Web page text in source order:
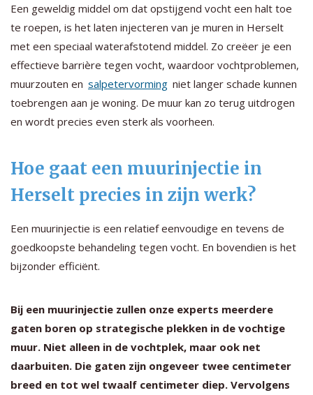
Een geweldig middel om dat opstijgend vocht een halt toe
te roepen, is het laten injecteren van je muren in Herselt
met een speciaal waterafstotend middel. Zo creëer je een
effectieve barrière tegen vocht, waardoor vochtproblemen,
muurzouten en salpetervorming niet langer schade kunnen
toebrengen aan je woning. De muur kan zo terug uitdrogen
en wordt precies even sterk als voorheen.
Hoe gaat een muurinjectie in
Herselt precies in zijn werk?
Een muurinjectie is een relatief eenvoudige en tevens de
goedkoopste behandeling tegen vocht. En bovendien is het
bijzonder efficiënt.
Bij een muurinjectie zullen onze experts meerdere
gaten boren op strategische plekken in de vochtige
muur. Niet alleen in de vochtplek, maar ook net
daarbuiten. Die gaten zijn ongeveer twee centimeter
breed en tot wel twaalf centimeter diep. Vervolgens